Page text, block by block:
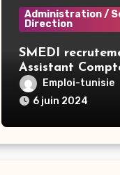
Administration /
Direction
SMEDI
Assistant
ArianaEmploi-tunisie
6 juin 2024